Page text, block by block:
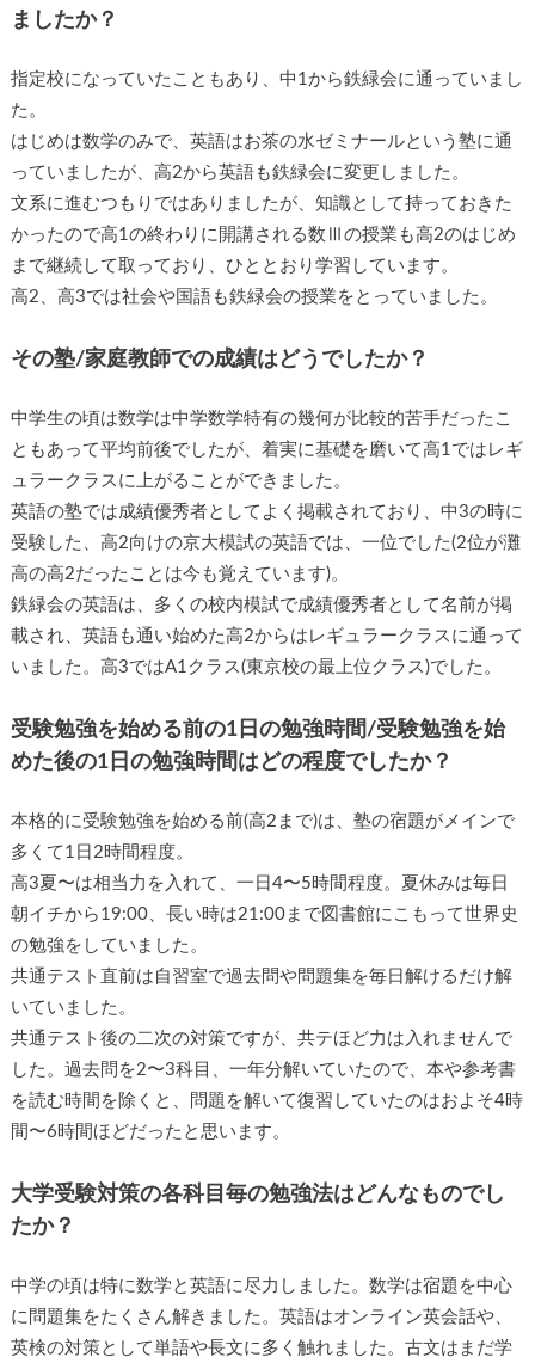
ましたか？
指定校になっていたこともあり、中1から鉄緑会に通っていまし
た。
はじめは数学のみで、英語はお茶の水ゼミナールという塾に通
っていましたが、高2から英語も鉄緑会に変更しました。
文系に進むつもりではありましたが、知識として持っておきた
かったので高1の終わりに開講される数Ⅲの授業も高2のはじめ
まで継続して取っており、ひととおり学習しています。
高2、高3では社会や国語も鉄緑会の授業をとっていました。
その塾/家庭教師での成績はどうでしたか？
中学生の頃は数学は中学数学特有の幾何が比較的苦手だったこ
ともあって平均前後でしたが、着実に基礎を磨いて高1ではレギ
ュラークラスに上がることができました。
英語の塾では成績優秀者としてよく掲載されており、中3の時に
受験した、高2向けの京大模試の英語では、一位でした(2位が灘
高の高2だったことは今も覚えています)。
鉄緑会の英語は、多くの校内模試で成績優秀者として名前が掲
載され、英語も通い始めた高2からはレギュラークラスに通って
いました。高3ではA1クラス(東京校の最上位クラス)でした。
受験勉強を始める前の1日の勉強時間/受験勉強を始
めた後の1日の勉強時間はどの程度でしたか？
本格的に受験勉強を始める前(高2まで)は、塾の宿題がメインで
多くて1日2時間程度。
高3夏〜は相当力を入れて、一日4〜5時間程度。夏休みは毎日
朝イチから19:00、長い時は21:00まで図書館にこもって世界史
の勉強をしていました。
共通テスト直前は自習室で過去問や問題集を毎日解けるだけ解
いていました。
共通テスト後の二次の対策ですが、共テほど力は入れませんで
した。過去問を2〜3科目、一年分解いていたので、本や参考書
を読む時間を除くと、問題を解いて復習していたのはおよそ4時
間〜6時間ほどだったと思います。
大学受験対策の各科目毎の勉強法はどんなものでし
たか？
中学の頃は特に数学と英語に尽力しました。数学は宿題を中心
に問題集をたくさん解きました。英語はオンライン英会話や、
英検の対策として単語や長文に多く触れました。古文はまだ学